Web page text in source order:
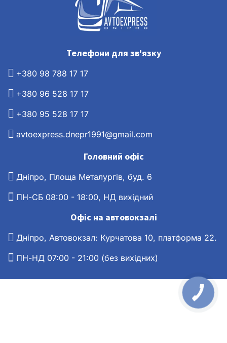
Телефони для зв'язку
+380 98 788 17 17
+380 96 528 17 17
+380 95 528 17 17
avtoexpress.dnepr1991@gmail.com
Головний офіс
Дніпро, Площа Металургів, буд. 6
ПН-СБ 08:00 - 18:00, НД вихідний
Офіс на автовокзалі
Дніпро, Автовокзал: Курчатова 10, платформа 22.
ПН-НД 07:00 - 21:00 (без вихідних)